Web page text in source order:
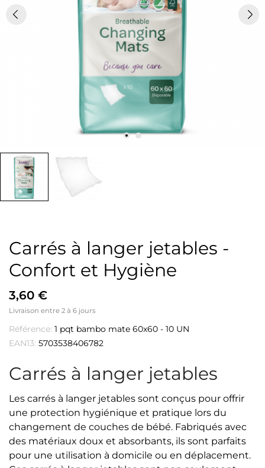
Carrés à langer jetables -
Confort et Hygiène
3,60 €
Livraison entre 2 à 6 jours
Référence: 1 pqt bambo mate 60x60 - 10 UN
EAN13: 5703538406782
Carrés à langer jetables
Les carrés à langer jetables sont conçus pour offrir
une protection hygiénique et pratique lors du
changement de couches de bébé. Fabriqués avec
des matériaux doux et absorbants, ils sont parfaits
pour une utilisation à domicile ou en déplacement.